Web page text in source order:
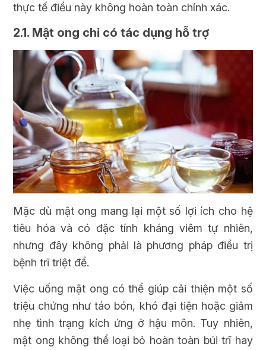
thực tế điều này không hoàn toàn chính xác.
2.1. Mật ong chỉ có tác dụng hỗ trợ
Mặc dù mật ong mang lại một số lợi ích cho hệ
tiêu hóa và có đặc tính kháng viêm tự nhiên,
nhưng đây không phải là phương pháp điều trị
bệnh trĩ triệt để.
Việc uống mật ong có thể giúp cải thiện một số
triệu chứng như táo bón, khó đại tiện hoặc giảm
nhẹ tình trạng kích ứng ở hậu môn. Tuy nhiên,
mật ong không thể loại bỏ hoàn toàn búi trĩ hay